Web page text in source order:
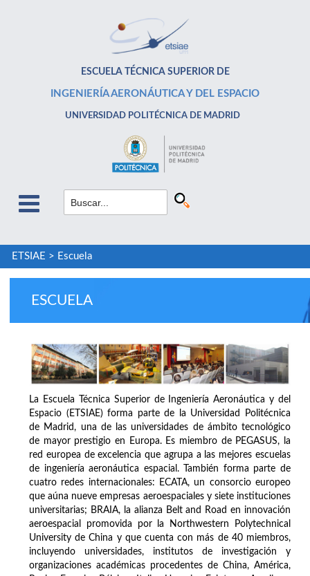
ESCUELA TÉCNICA SUPERIOR DE
INGENIERÍA AERONÁUTICA Y DEL ESPACIO
UNIVERSIDAD POLITÉCNICA DE MADRID
ETSIAE > Escuela
ESCUELA
La Escuela Técnica Superior de Ingeniería Aeronáutica y del
Espacio (ETSIAE) forma parte de la Universidad Politécnica
de Madrid, una de las universidades de ámbito tecnológico
de mayor prestigio en Europa. Es miembro de PEGASUS, la
red europea de excelencia que agrupa a las mejores escuelas
de ingeniería aeronáutica espacial. También forma parte de
cuatro redes internacionales: ECATA, un consorcio europeo
que aúna nueve empresas aeroespaciales y siete instituciones
universitarias; BRAIA, la alianza Belt and Road en innovación
aeroespacial promovida por la Northwestern Polytechnical
University de China y que cuenta con más de 40 miembros,
incluyendo universidades, institutos de investigación y
organizaciones académicas procedentes de China, América,